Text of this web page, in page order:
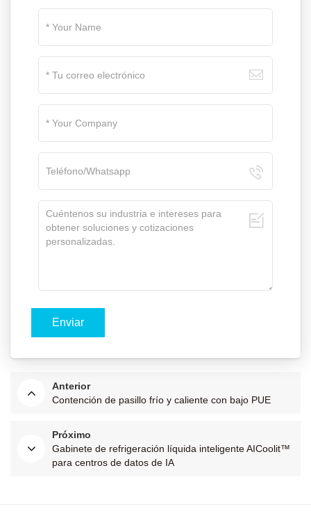
Anterior
Contención de pasillo frío y caliente con bajo PUE
Próximo
Gabinete de refrigeración líquida inteligente AICoolit™
para centros de datos de IA